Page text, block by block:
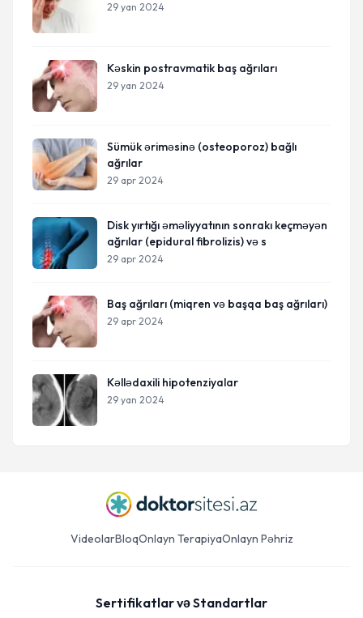
29 yan 2024
Kəskin postravmatik baş ağrıları
29 yan 2024
Sümük əriməsinə (osteoporoz) bağlı
ağrılar
29 apr 2024
Disk yırtığı əməliyyatının sonrakı keçməyən
ağrılar (epidural fibrolizis) və s
29 apr 2024
Baş ağrıları (miqren və başqa baş ağrıları)
29 apr 2024
Kəllədaxili hipotenziyalar
29 yan 2024
VideolarBloqOnlayn TerapiyaOnlayn Pəhriz
Sertifikatlar və Standartlar